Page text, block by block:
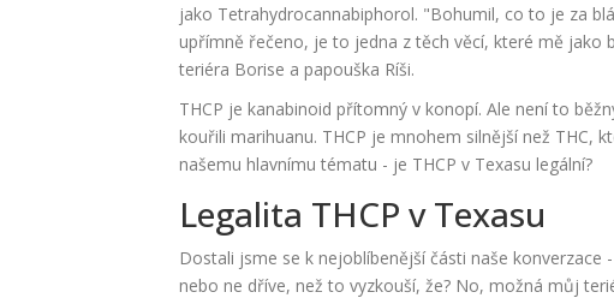
jako Tetrahydrocannabiphorol. "Bohumil, co to je za
upřímně řečeno, je to jedna z těch věcí, které mě jako
teriéra Borise a papouška Ríši.
THCP je kanabinoid přítomný v konopí. Ale není to
kouřili marihuanu. THCP je mnohem silnější než THC,
našemu hlavnímu tématu - je THCP v Texasu legální?
Legalita THCP v Texasu
Dostali jsme se k nejoblíbenější části naše
nebo ne dříve, než to vyzkouší, že? No, možná můj